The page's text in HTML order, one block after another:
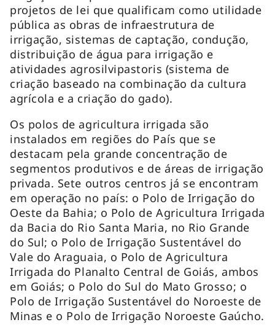
projetos de lei que qualificam como utilidade
pública as obras de infraestrutura de
irrigação, sistemas de captação, condução,
distribuição de água para irrigação e
atividades agrosilvipastoris (sistema de
criação baseado na combinação da cultura
agrícola e a criação do gado).
Os polos de agricultura irrigada são
instalados em regiões do País que se
destacam pela grande concentração de
segmentos produtivos e de áreas de irrigação
privada. Sete outros centros já se encontram
em operação no país: o Polo de Irrigação do
Oeste da Bahia; o Polo de Agricultura Irrigada
da Bacia do Rio Santa Maria, no Rio Grande
do Sul; o Polo de Irrigação Sustentável do
Vale do Araguaia, o Polo de Agricultura
Irrigada do Planalto Central de Goiás, ambos
em Goiás; o Polo do Sul do Mato Grosso; o
Polo de Irrigação Sustentável do Noroeste de
Minas e o Polo de Irrigação Noroeste Gaúcho.